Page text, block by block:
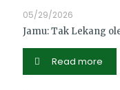
05/29/2026
Jamu: Tak Lekang
Read more